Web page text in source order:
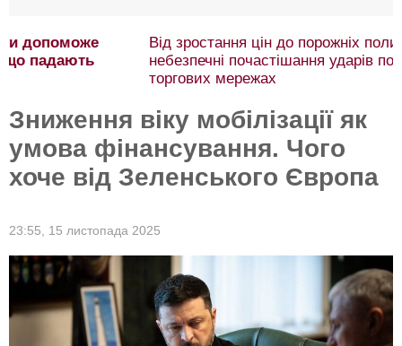
Від зростання цін до порожніх полиць. Чим
небезпечні почастішання ударів по українських
торгових мережах
Зниження віку мобілізації як
умова фінансування. Чого
хоче від Зеленського Європа
23:55, 15 листопада 2025